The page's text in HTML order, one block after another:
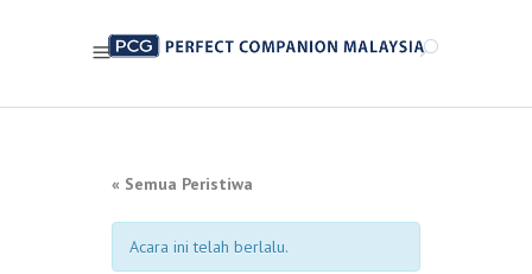
« Semua Peristiwa
Acara ini telah berlalu.